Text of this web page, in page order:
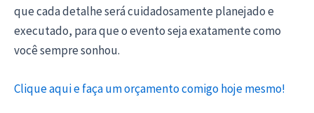
que cada detalhe será cuidadosamente planejado e
executado, para que o evento seja exatamente como
você sempre sonhou.
Clique aqui e faça um orçamento comigo hoje mesmo!